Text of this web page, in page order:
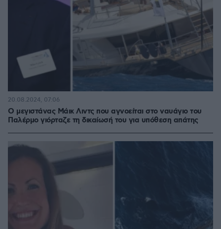
Ο μεγιστάνας Μάικ Λιντς που αγνοείται στο ναυάγιο του
Παλέρμο γιόρταζε τη δικαίωσή του για υπόθεση απάτης
20.08.2024, 07:06